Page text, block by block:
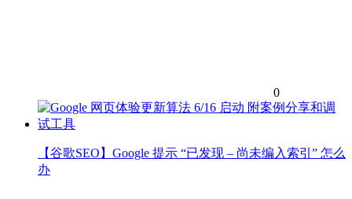
0
【谷歌SEO】Google 提示 “已发现 – 尚未编入索引” 怎么
办